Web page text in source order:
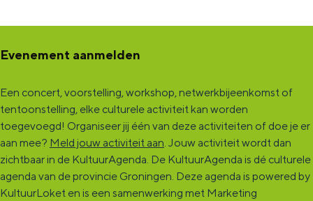
Evenement aanmelden
Een concert, voorstelling, workshop, netwerkbijeenkomst of
tentoonstelling, elke culturele activiteit kan worden
toegevoegd! Organiseer jij één van deze activiteiten of doe je er
aan mee? Meld jouw activiteit aan. Jouw activiteit wordt dan
zichtbaar in de KultuurAgenda. De KultuurAgenda is dé culturele
agenda van de provincie Groningen. Deze agenda is powered by
KultuurLoket en is een samenwerking met Marketing